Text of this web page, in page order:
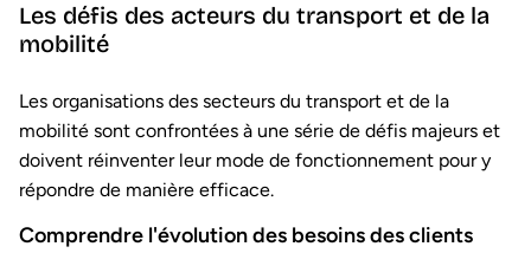
Les défis des acteurs du transport et de la
mobilité
Les organisations des secteurs du transport et de la
mobilité sont confrontées à une série de défis majeurs et
doivent réinventer leur mode de fonctionnement pour y
répondre de manière efficace.
Comprendre l'évolution des besoins des clients